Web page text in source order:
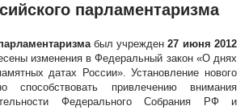
парламентаризма
был учрежден27 июня 2012
изменения в Федеральный закон «О днях
датах России». Установление нового
способствовать привлечению внимания
Федерального Собрания РФ и